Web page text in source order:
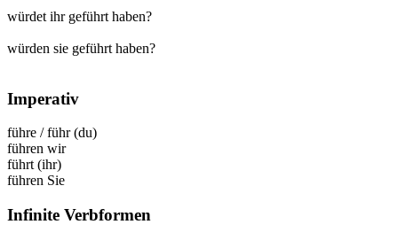
würdet ihr geführt haben?
würden sie geführt haben?
Imperativ
führe /führ(du)
führen wir
führt (ihr)
führen Sie
Infinite Verbformen